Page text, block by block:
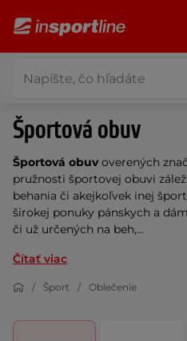
Športová obuv
Športová obuvoverených
pružnosti športovej obuvi
behania či akejkoľvek inej
širokej ponuky pánskych a
či už určených na beh,...
Čítať viac
Šport Oblečenie